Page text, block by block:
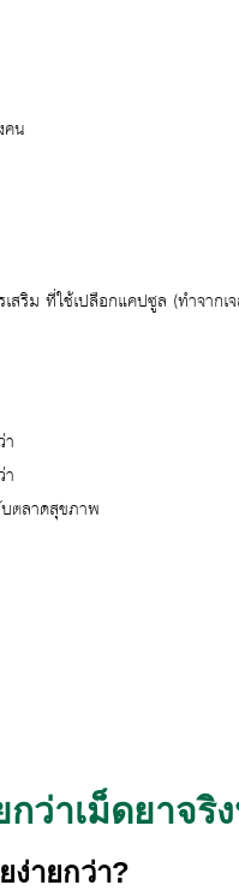
คน
ริม ที่ใช้เปลือกแคปซูล (ทำจากเ
ตลาดสุขภาพ
กว่าเม็ดยาจริ
ง่ายกว่า?